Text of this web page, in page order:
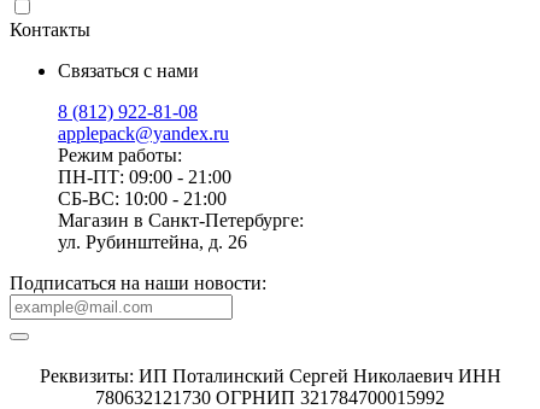
Контакты
Связаться с нами
8 (812) 922-81-08
applepack@yandex.ru
Режим работы:
ПН-ПТ: 09:00 - 21:00
СБ-ВС: 10:00 - 21:00
Магазин в Санкт-Петербурге:
ул. Рубинштейна, д. 26
Подписаться на наши новости:
Реквизиты: ИП Поталинский Сергей Николаевич ИНН
780632121730 ОГРНИП 321784700015992